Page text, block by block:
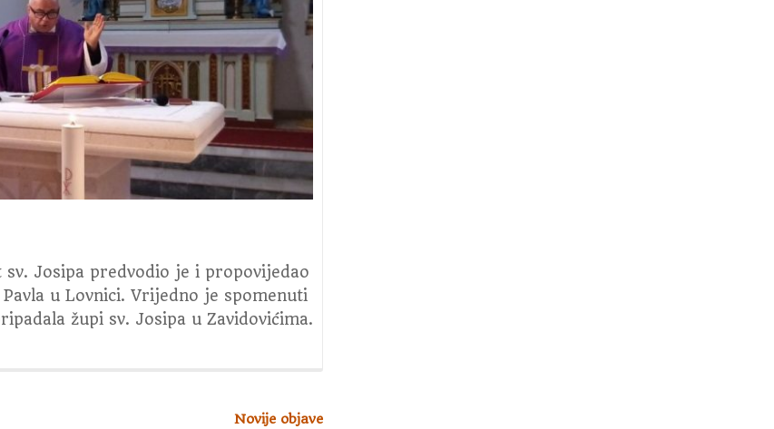
sv. Josipa predvodio je i propovijedao
u Lovnici. Vrijedno je spomenuti
župi sv. Josipa u Zavidovićima.
Novije objave